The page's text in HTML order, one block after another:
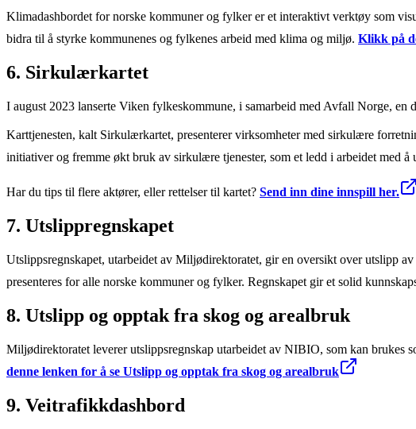
Klimadashbordet for norske kommuner og fylker er et interaktivt verktøy som
bidra til å styrke kommunenes og fylkenes arbeid med klima og miljø. Klikk på
6. Sirkulærkartet
I august 2023 lanserte Viken fylkeskommune, i samarbeid med Avfall Norge,
Karttjenesten, kalt Sirkulærkartet, presenterer virksomheter med sirkulære
initiativer og fremme økt bruk av sirkulære tjenester, som et ledd i arbeidet med
Har du tips til flere aktører, eller rettelser til kartet? Send inn dine innspill her.
7. Utslippregnskapet
Utslippsregnskapet, utarbeidet av Miljødirektoratet, gir en oversikt over utslipp
presenteres for alle norske kommuner og fylker. Regnskapet gir et solid
8. Utslipp og opptak fra skog og arealbruk
Miljødirektoratet leverer utslippsregnskap utarbeidet av NIBIO, som kan brukes
denne lenken for å se Utslipp og opptak fra skog og arealbruk
9. Veitrafikkdashbord